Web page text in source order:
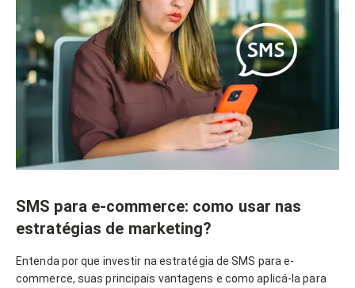
SMS para e-commerce: como usar nas
estratégias de marketing?
Entenda por que investir na estratégia de SMS para e-
commerce, suas principais vantagens e como aplicá-la para